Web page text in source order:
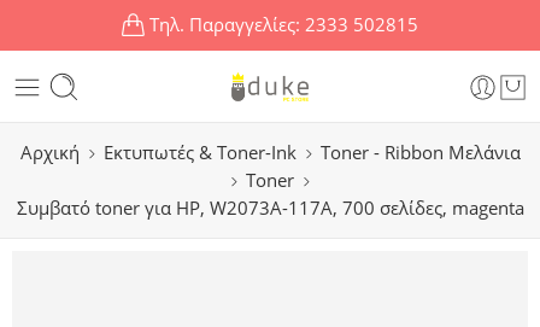
Τηλ. Παραγγελίες: 2333 502815
Αρχική Εκτυπωτές & Toner-Ink
Toner - Ribbon Μελάνια
Toner
Συμβατό toner για HP, W2073A-117A, 700 σελίδες, magenta